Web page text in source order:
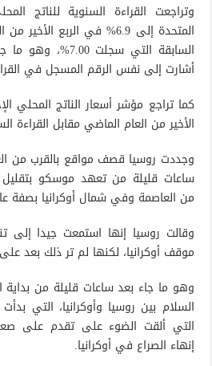
وتراجعت القراءة السنوية للناتج
المتحدة إلى 6.9% في الربع
السابقة التي سجلت
أشارت إلى نفس الرقم المسجل في
الأخير من العام الماضي مقابل القراءة
وجددت روسيا قصف مواقع بالقرب من
ساعات قليلة من تعهد موسكو بتقليل
من العاصمة وفي شمال أوكرانيا بصفة
وقالت روسيا إنها استمعت جيدا إلى
موقف أوكرانيا، لكنها لم تر ذلك بعد
وهو ما جاء بعد ساعات قليلة من بداية
السلام بين روسيا وأوكرانيا، التي
التي ألقت الضوء على تقدم على
إنهاء الصراع في أوكرانيا.